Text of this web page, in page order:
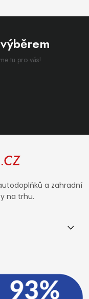
tu pro vás!
a zahradní
na trhu.